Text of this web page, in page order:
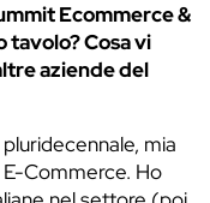
Ecommerce &
Cosa vi
aziende del
mia
Commerce. Ho